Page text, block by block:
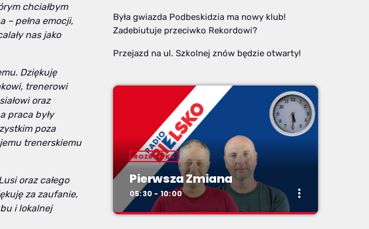
chciałbym
– pełna emocji,
nas jako
Dziękuję
trenerowi
oraz
praca były
poza
trenerskiemu
oraz całego
za zaufanie,
i lokalnej
Była gwiazda Podbeskidzia ma nowy klub!
Zadebiutuje przeciwko Rekordowi?
Przejazd na ul. Szkolnej znów będzie otwarty!
ROZRYWKA
Pierwsza Zmiana
05:30 - 10:00 more_vert